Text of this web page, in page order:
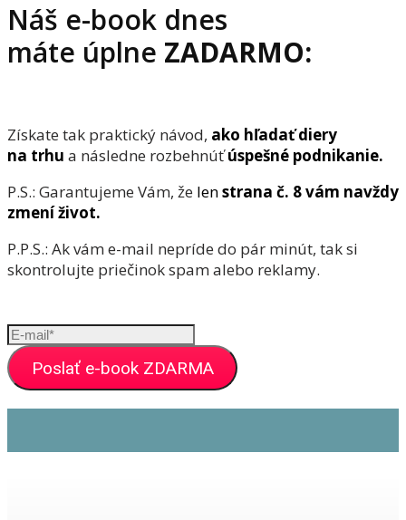
Náš e-book dnes
máte úplne ZADARMO:
Získate tak praktický návod, ako hľadať diery
na trhu a následne rozbehnúť úspešné podnikanie.
P.S.: Garantujeme Vám, že lenstrana č. 8 vám navždy
zmení život.
P.P.S.: Ak vám e-mail nepríde do pár minút, tak si
skontrolujte priečinok spam alebo reklamy.
Poslať e-book ZDARMA